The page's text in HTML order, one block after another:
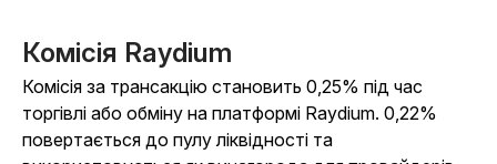
Комісія Raydium
Комісія за трансакцію становить 0,25% під час
торгівлі або обміну на платформі Raydium. 0,22%
повертається до пулу ліквідності та